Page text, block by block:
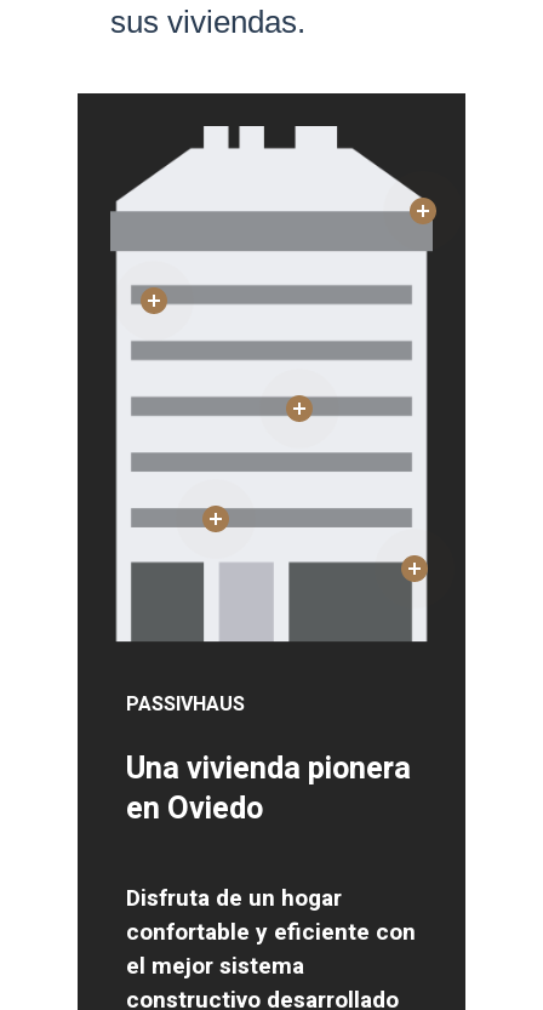
sus viviendas.
PASSIVHAUS
Una vivienda pionera
en Oviedo
Disfruta de un hogar
confortable y eficiente con
el mejor sistema
constructivo desarrollado